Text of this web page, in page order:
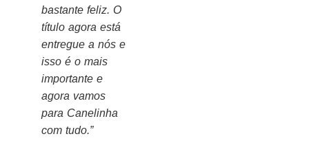
bastante feliz. O
título agora está
entregue a nós e
isso é o mais
importante e
agora vamos
para Canelinha
com tudo.”